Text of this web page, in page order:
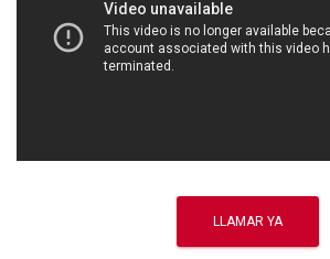
LLAMAR YA